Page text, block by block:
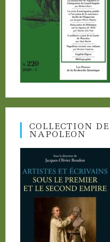
COLLECTION
NAPOLEON